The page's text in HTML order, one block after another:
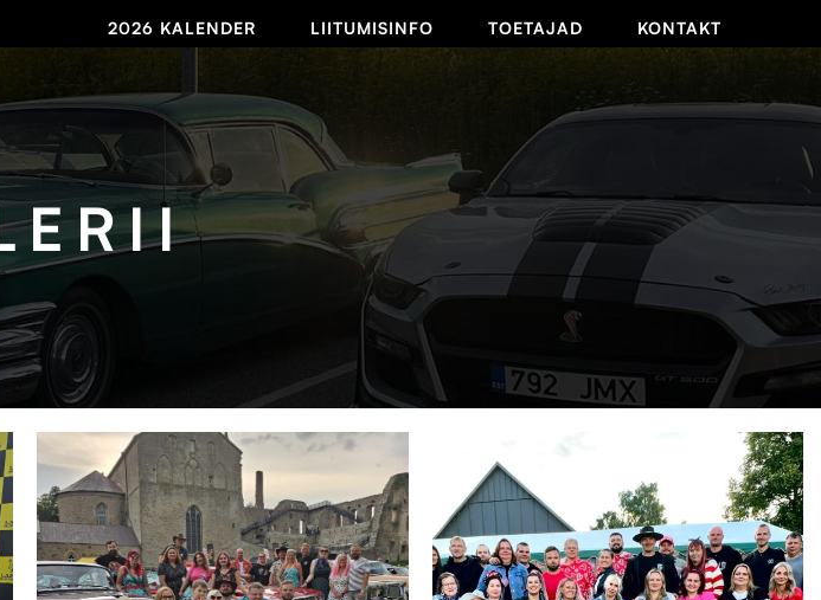
2026 KALENDER LIITUMISINFO TOETAJAD KONTAKT